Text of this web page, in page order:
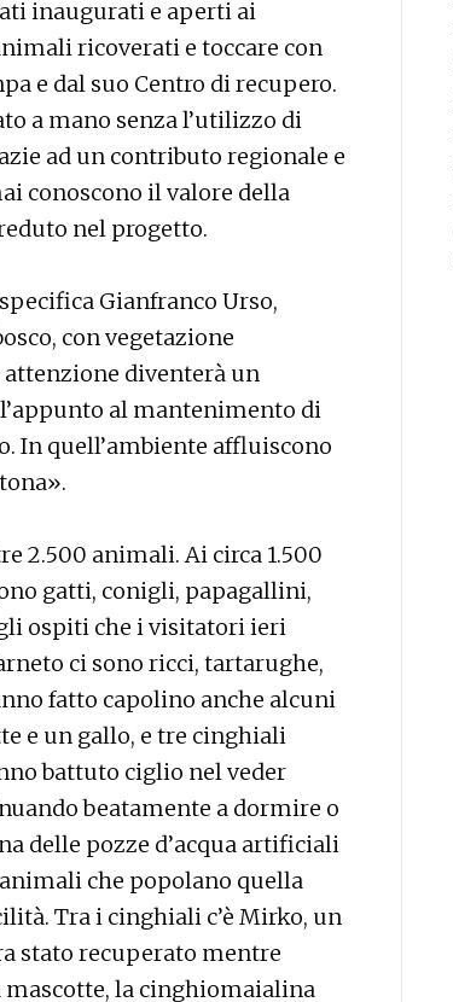
inaugurati e aperti ai
ricoverati e toccare con
e dal suo Centro di recupero.
a mano senza l’utilizzo di
ad un contributo regionale e
conoscono il valore della
nel progetto.
Gianfranco Urso,
con vegetazione
attenzione diventerà un
al mantenimento di
In quell’ambiente affluiscono
2.500 animali. Ai circa 1.500
gatti, conigli, papagallini,
ospiti che i visitatori ieri
ci sono ricci, tartarughe,
fatto capolino anche alcuni
e un gallo, e tre cinghiali
battuto ciglio nel veder
beatamente a dormire o
delle pozze d’acqua artificiali
che popolano quella
Tra i cinghiali c’è Mirko, un
stato recuperato mentre
mascotte, la cinghiomaialina